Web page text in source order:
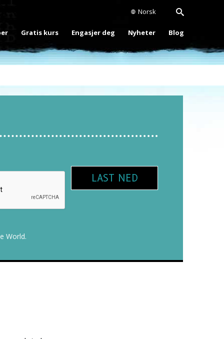
Norsk
Gratis kurs Engasjer deg Nyheter Blog
LAST NED
World.